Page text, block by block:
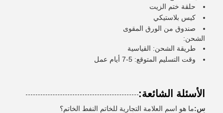
حلقة ختم الزيت
كيس بلاستيكي
صندوق من الورق المقوى
الشحن:
طريقة الشحن: القياسية
وقت التسليم المتوقع: 5-7 أيام عمل
الأسئلة الشائعة:
س:ما هو اسم العلامة التجارية للخاتم النفط الخاتم؟